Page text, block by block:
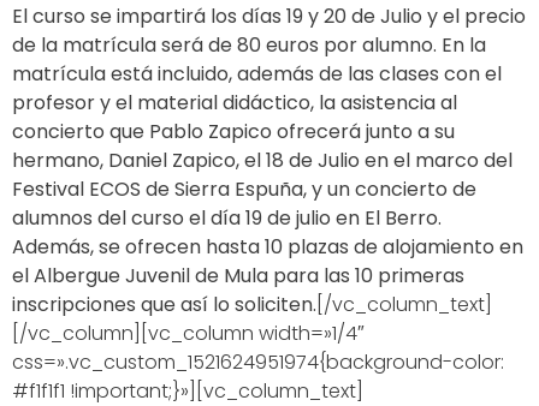
El curso se impartirá los días 19 y 20 de Julio y el precio
de la matrícula será de 80 euros por alumno. En la
matrícula está incluido, además de las clases con el
profesor y el material didáctico, la asistencia al
concierto que Pablo Zapico ofrecerá junto a su
hermano, Daniel Zapico, el 18 de Julio en el marco del
Festival ECOS de Sierra Espuña, y un concierto de
alumnos del curso el día 19 de julio en El Berro.
Además, se ofrecen hasta 10 plazas de alojamiento en
el Albergue Juvenil de Mula para las 10 primeras
inscripciones que así lo soliciten. [/vc_column_text]
[/vc_column][vc_column width=»1/4″
css=».vc_custom_1521624951974{background-color:
#f1f1f1 !important;}»][vc_column_text]